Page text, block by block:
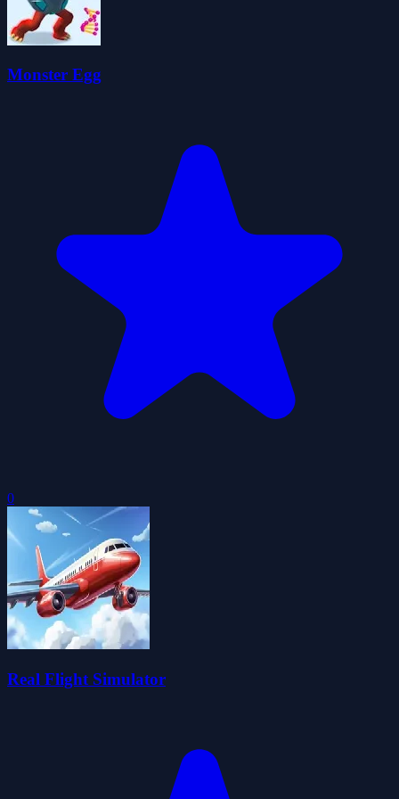
Monster Egg
0
Real Flight Simulator